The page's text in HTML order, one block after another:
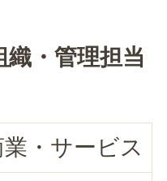
・管理担当
・サービス